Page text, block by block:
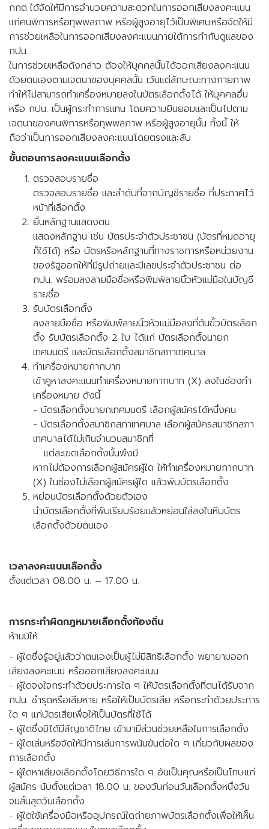
กกต.ได้จัดให้มีการอำนวยความสะดวกในการออกเสียงลงคะแนน
แก่คนพิการหรือทุพพลภาพ หรือผู้สูงอายุไว้เป็นพิเศษหรือจัดให้มี
การช่วยเหลือในการออกเสียงลงคะแนนภายใต้การกำกับดูแลของ
กปน.
ในการช่วยเหลือดังกล่าว ต้องให้บุคคลนั้นได้ออกเสียงลงคะแนน
ด้วยตนเองตามเจตนาของบุคคลนั้น เว้นแต่ลักษณะทางกายภาพ
ทำให้ไม่สามารถทำเครื่องหมายลงในบัตรเลือกตั้งได้ ให้บุคคลอื่น
หรือ กปน. เป็นผู้กระทำการแทน โดยความยินยอมและเป็นไปตาม
เจตนาของคนพิการหรือทุพพลภาพ หรือผู้สูงอายุนั้น ทั้งนี้ ให้
ถือว่าเป็นการออกเสียงลงคะแนนโดยตรงและลับ
ขั้นตอนการลงคะแนนเลือกตั้ง
ตรวจสอบรายชื่อ
ตรวจสอบรายชื่อ และลำดับที่จากบัญชีรายชื่อ ที่ประกาศไว้
หน้าที่เลือกตั้ง
ยื่นหลักฐานแสดงตน
แสดงหลักฐาน เช่น บัตรประจำตัวประชาชน (บัตรที่หมดอายุ
ก็ใช้ได้) หรือ บัตรหรือหลักฐานที่ทางราชการหรือหน่วยงาน
ของรัฐออกให้ที่มีรูปถ่ายและมีเลขประจำตัวประชาชน ต่อ
กปน. พร้อมลงลายมือชื่อหรือพิมพ์ลายนิ้วหัวแม่มือในบัญชี
รายชื่อ
รับบัตรเลือกตั้ง
ลงลายมือชื่อ หรือพิมพ์ลายนิ้วหัวแม่มือลงที่ต้นขั้วบัตรเลือก
ตั้ง รับบัตรเลือกตั้ง 2 ใบ ได้แก่ บัตรเลือกตั้งนายก
เทศมนตรี และบัตรเลือกตั้งสมาชิกสภาเทศบาล
ทำเครื่องหมายกากบาท
เข้าคูหาลงคะแนนทำเครื่องหมายกากบาท (X) ลงในช่องทำ
เครื่องหมาย ดังนี้
- บัตรเลือกตั้งนายกเทศมนตรี เลือกผู้สมัครได้หนึ่งคน
- บัตรเลือกตั้งสมาชิกสภาเทศบาล เลือกผู้สมัครสมาชิกสภา
เทศบาลได้ไม่เกินจำนวนสมาชิกที่
แต่ละเขตเลือกตั้งนั้นพึงมี
หากไม่ต้องการเลือกผู้สมัครผู้ใด ให้ทำเครื่องหมายกากบาท
(X) ในช่องไม่เลือกผู้สมัครผู้ใด แล้วพับบัตรเลือกตั้ง
หย่อนบัตรเลือกตั้งด้วยตัวเอง
นำบัตรเลือกตั้งที่พับเรียบร้อยแล้วหย่อนใส่ลงในหีบบัตร
เลือกตั้งด้วยตนเอง
เวลาลงคะแนนเลือกตั้ง
ตั้งแต่เวลา 08.00 น. – 17.00 น.
การกระทำผิดกฎหมายเลือกตั้งท้องถิ่น
ห้ามมิให้
- ผู้ใดซึ่งรู้อยู่แล้วว่าตนเองเป็นผู้ไม่มีสิทธิเลือกตั้ง พยายามออก
เสียงลงคะแนน หรือออกเสียงลงคะแนน
- ผู้ใดจงใจกระทำด้วยประการใด ๆ ให้บัตรเลือกตั้งที่ตนได้รับจาก
กปน. ชำรุดหรือเสียหาย หรือให้เป็นบัตรเสีย หรือกระทำด้วยประการ
ใด ๆ แก่บัตรเสียเพื่อให้เป็นบัตรที่ใช้ได้
- ผู้ใดซึ่งมิได้มีสัญชาติไทย เข้ามามีส่วนช่วยเหลือในการเลือกตั้ง
- ผู้ใดเล่นหรือจัดให้มีการเล่นการพนันขันต่อใด ๆ เกี่ยวกับผลของ
การเลือกตั้ง
- ผู้ใดหาเสียงเลือกตั้งโดยวิธีการใด ๆ อันเป็นคุณหรือเป็นโทษแก่
ผู้สมัคร นับตั้งแต่เวลา 18.00 น. ของวันก่อนวันเลือกตั้งหนึ่งวัน
จนสิ้นสุดวันเลือกตั้ง
- ผู้ใดใช้เครื่องมือหรืออุปกรณ์ใดถ่ายภาพบัตรเลือกตั้งเพื่อให้เห็น